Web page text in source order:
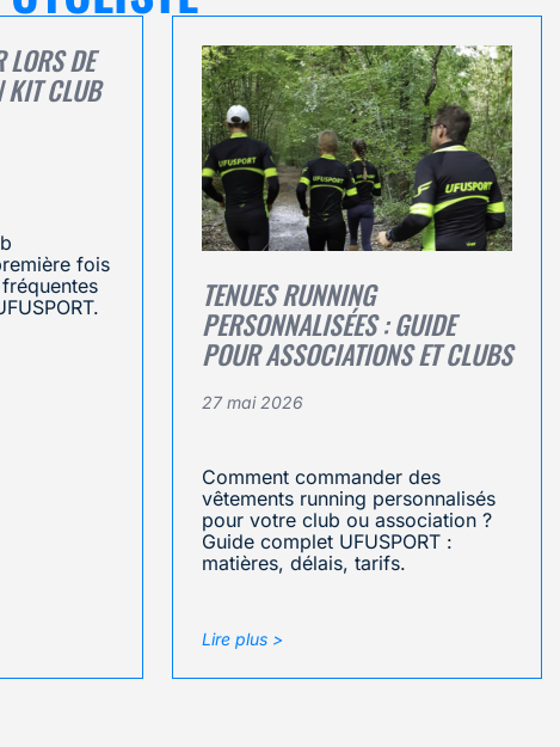
LORS DE
KIT CLUB
fois
TENUES RUNNING
PERSONNALISÉES : GUIDE
POUR ASSOCIATIONS ET CLUBS
27 mai 2026
Comment commander des
vêtements running personnalisés
pour votre club ou association ?
Guide complet UFUSPORT :
matières, délais, tarifs.
Lire plus >